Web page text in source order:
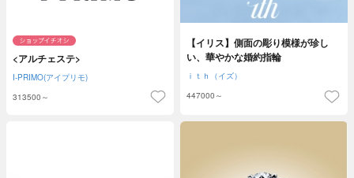
<アルチェステ>
I-PRIMO(アイプリモ)
313500～
【イリス】側面の彫り模様が珍し
い、華やかな婚約指輪
ｉｔｈ（イズ）
447000～